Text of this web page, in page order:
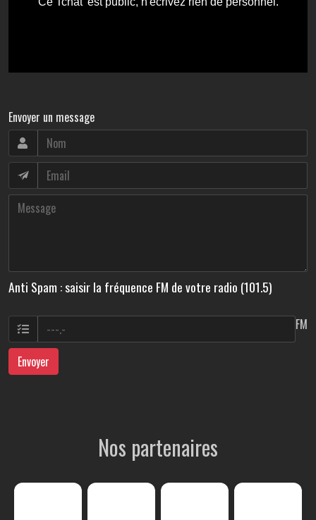
Envoyer un message
Anti Spam : saisir la fréquence FM de votre radio (101.5)
FM
Envoyer
Nos partenaires